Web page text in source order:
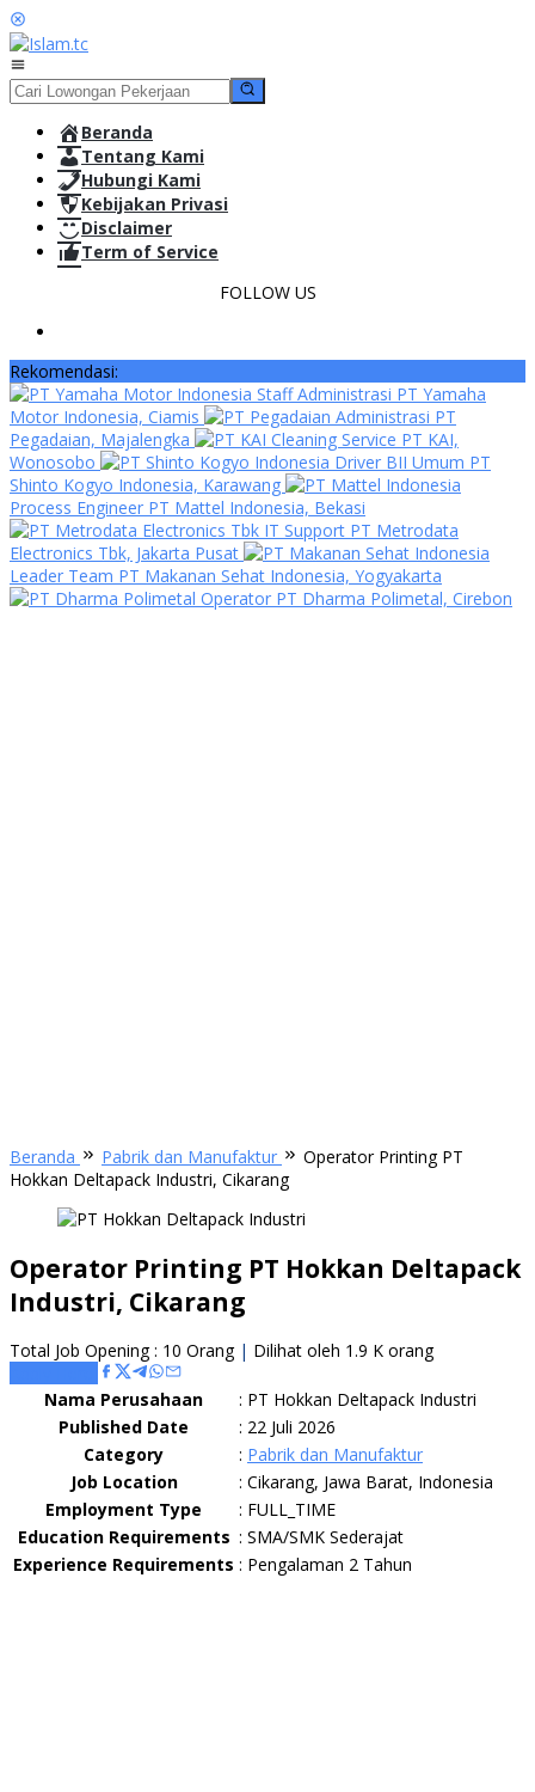
Loncat
ke
konten
Mobile
Beranda
Tentang Kami
Hubungi Kami
Kebijakan Privasi
Disclaimer
Term of Service
FOLLOW US
Rekomendasi:
Staff Administrasi PT Yamaha
Motor Indonesia, Ciamis
Administrasi PT
Pegadaian, Majalengka
Cleaning Service PT KAI,
Wonosobo
Driver BII Umum PT
Shinto Kogyo Indonesia, Karawang
Process Engineer PT Mattel Indonesia, Bekasi
IT Support PT Metrodata
Electronics Tbk, Jakarta Pusat
Leader Team PT Makanan Sehat Indonesia, Yogyakarta
Operator PT Dharma Polimetal, Cirebon
Beranda Pabrik dan Manufaktur
Operator Printing PT
Hokkan Deltapack Industri, Cikarang
Operator Printing PT Hokkan Deltapack
Industri, Cikarang
Total Job Opening : 10 Orang | Dilihat oleh 1.9 K orang
Nama Perusahaan
: PT Hokkan Deltapack Industri
Published Date
: 22 Juli 2026
Category
: Pabrik dan Manufaktur
Job Location
: Cikarang, Jawa Barat, Indonesia
Employment Type
: FULL_TIME
Education Requirements : SMA/SMK Sederajat
Experience Requirements : Pengalaman 2 Tahun